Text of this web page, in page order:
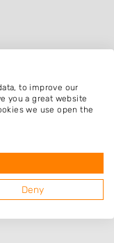
to improve our
you a great website
we use open the
Deny